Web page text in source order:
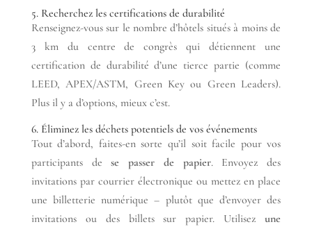
5. Recherchez les certifications de durabilité
Renseignez-vous sur le nombre d’hôtels situés à moins de
3 km du centre de congrès qui détiennent une
certification de durabilité d’une tierce partie (comme
LEED, APEX/ASTM, Green Key ou Green Leaders).
Plus il y a d’options, mieux c’est.
6. Éliminez les déchets potentiels de vos événements
Tout d’abord, faites-en sorte qu’il soit facile pour vos
participants dese passer de papier. Envoyez des
invitations par courrier électronique ou mettez en place
une billetterie numérique – plutôt que d’envoyer des
invitations ou des billets sur papier. Utilisezune